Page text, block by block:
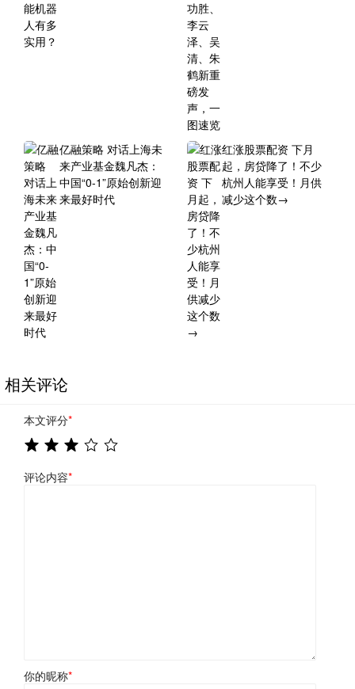
亿融策略 对话上海未
来产业基金魏凡杰：
中国“0-1”原始创新迎
来最好时代
红涨股票配资 下月
起，房贷降了！不少
杭州人能享受！月供
减少这个数→
相关评论
本文评分*
评论内容*
你的昵称*